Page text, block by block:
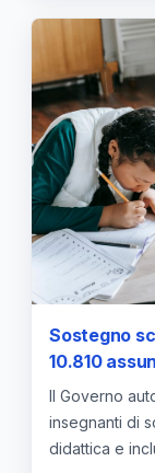
Sostegno
10.810
prossimo
Il Governo
insegnanti di
didattica e